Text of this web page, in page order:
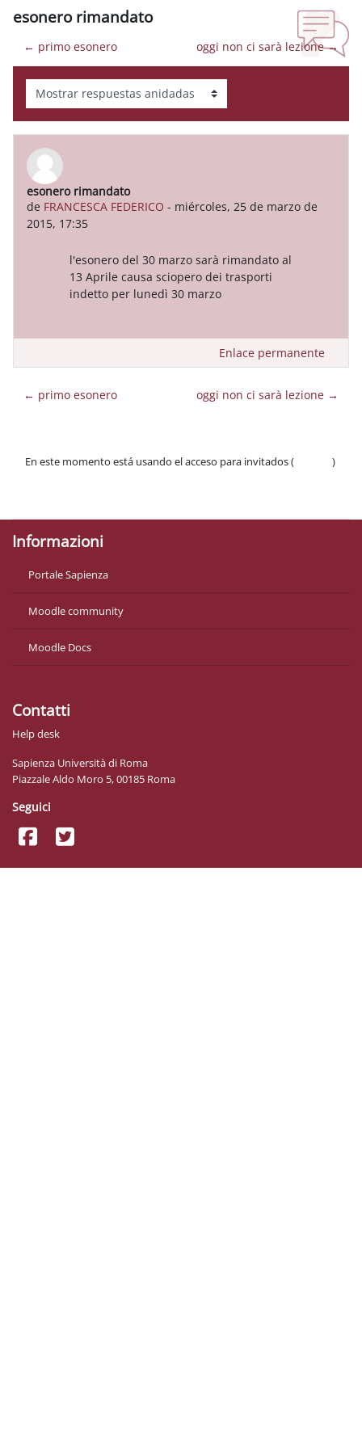
esonero rimandato
← primo esonero oggi non ci sarà lezione →
Mostrar modo
esonero rimandato
de FRANCESCA FEDERICO - miércoles, 25 de marzo de
2015, 17:35
Número de respuestas: 0
l'esonero del 30 marzo sarà rimandato al
13 Aprile causa sciopero dei trasporti
indetto per lunedì 30 marzo
Enlace permanente
← primo esonero oggi non ci sarà lezione →
En este momento está usando el acceso para invitados (
)
Informazioni
Portale Sapienza
Moodle community
Moodle Docs
Contatti
Help desk
Sapienza Università di Roma
Piazzale Aldo Moro 5, 00185 Roma
Seguici